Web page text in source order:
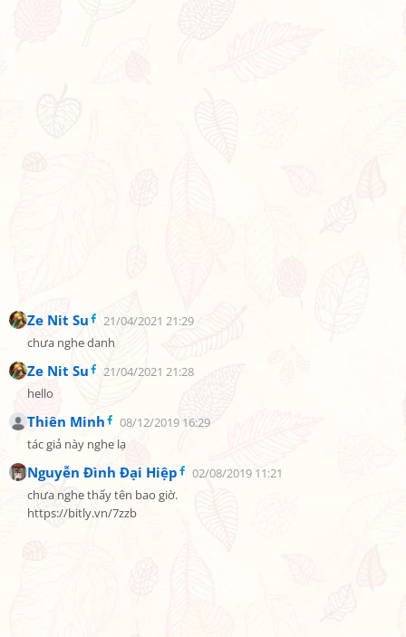
Ze Nit Su
21/04/2021 21:29
chưa nghe danh
Ze Nit Su
21/04/2021 21:28
hello
Thiên Minh
08/12/2019 16:29
tác giả này nghe lạ
Nguyễn Đình Đại Hiệp
02/08/2019 11:21
chưa nghe thấy tên bao giờ.
https://bitly.vn/7zzb